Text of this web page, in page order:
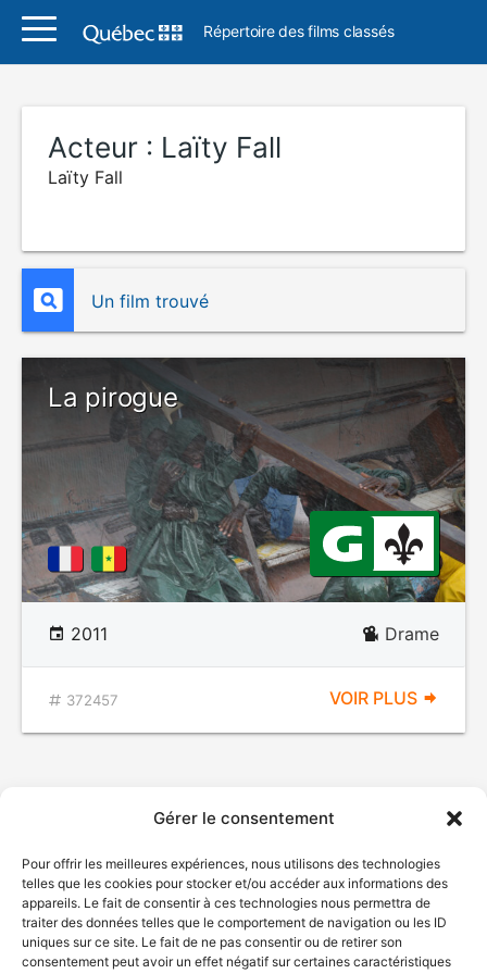
Gérer le consentement
Pour offrir les meilleures expériences, nous utilisons des technologies
telles que les cookies pour stocker et/ou accéder aux informations des
appareils. Le fait de consentir à ces technologies nous permettra de
traiter des données telles que le comportement de navigation ou les ID
uniques sur ce site. Le fait de ne pas consentir ou de retirer son
consentement peut avoir un effet négatif sur certaines caractéristiques
Répertoire des films classés
Acteur : Laïty Fall
Laïty Fall
Un film trouvé
La pirogue
2011 Drame
372457 VOIR PLUS